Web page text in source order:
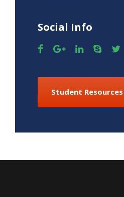
Social Info
Student Resources